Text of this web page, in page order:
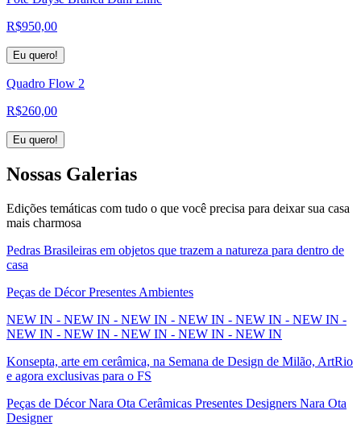
R$950,00
Eu quero!
Quadro Flow 2
R$260,00
Eu quero!
Nossas Galerias
Edições temáticas com tudo o que você precisa para deixar sua casa
mais charmosa
Pedras Brasileiras em objetos que trazem a natureza para dentro de
casa
Peças de Décor Presentes Ambientes
NEW IN - NEW IN - NEW IN - NEW IN - NEW IN - NEW IN -
NEW IN - NEW IN - NEW IN - NEW IN - NEW IN
Konsepta, arte em cerâmica, na Semana de Design de Milão, ArtRio
e agora exclusivas para o FS
Peças de Décor Nara Ota Cerâmicas Presentes Designers Nara Ota
Designer